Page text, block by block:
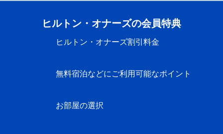
ヒルトン・オナーズの会員特典
ヒルトン・オナーズ割引料金
無料宿泊などにご利用可能なポイント
お部屋の選択